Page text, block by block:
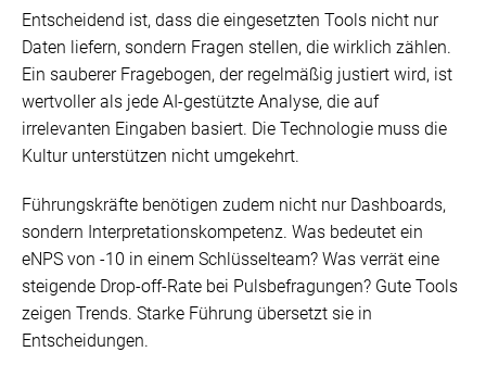
Entscheidend ist, dass die eingesetzten Tools nicht nur
Daten liefern, sondern Fragen stellen, die wirklich zählen.
Ein sauberer Fragebogen, der regelmäßig justiert wird, ist
wertvoller als jede AI-gestützte Analyse, die auf
irrelevanten Eingaben basiert. Die Technologie muss die
Kultur unterstützen nicht umgekehrt.
Führungskräfte benötigen zudem nicht nur Dashboards,
sondern Interpretationskompetenz. Was bedeutet ein
eNPS von -10 in einem Schlüsselteam? Was verrät eine
steigende Drop-off-Rate bei Pulsbefragungen? Gute Tools
zeigen Trends. Starke Führung übersetzt sie in
Entscheidungen.